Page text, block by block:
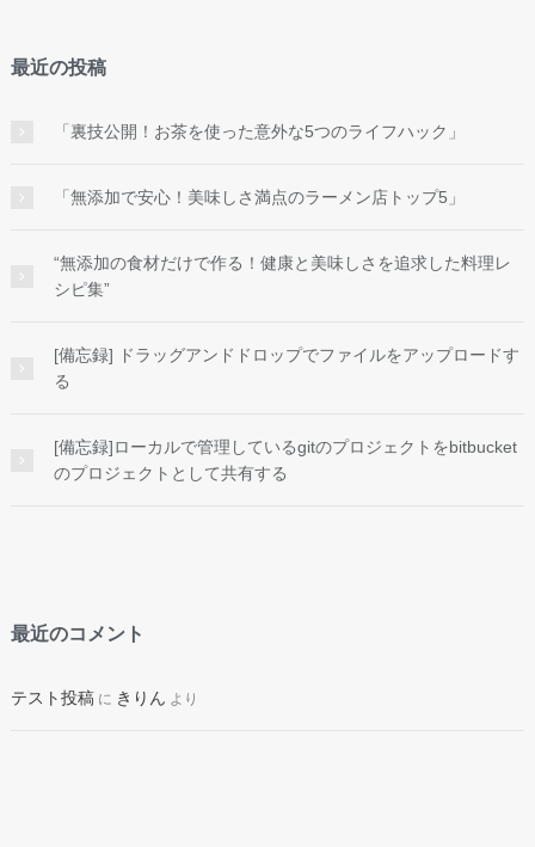
最近の投稿
「裏技公開！お茶を使った意外な5つのライフハック」
「無添加で安心！美味しさ満点のラーメン店トップ5」
“無添加の食材だけで作る！健康と美味しさを追求した料理レ
シピ集”
[備忘録] ドラッグアンドドロップでファイルをアップロードす
る
[備忘録]ローカルで管理しているgitのプロジェクトをbitbucket
のプロジェクトとして共有する
最近のコメント
テスト投稿 に きりん より